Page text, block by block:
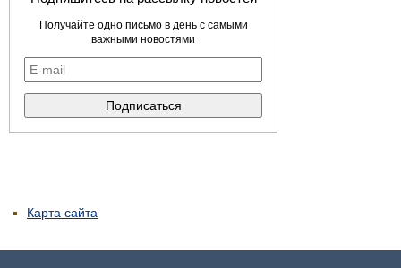
Получайте одно письмо в день с самыми
важными новостями
Карта сайта